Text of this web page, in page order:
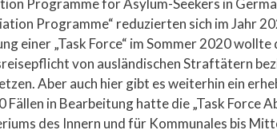
Programme for Asylum-Seekers in
Programme“ reduzierten sich im Jahr
einer „Task Force“ im Sommer 2020
von ausländischen Straftätern
Aber auch hier gibt es weiterhin ein
Fällen in Bearbeitung hatte die „Task Force
des Innern und für Kommunales bis